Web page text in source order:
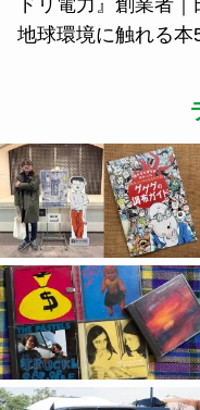
地球環境に触れる本